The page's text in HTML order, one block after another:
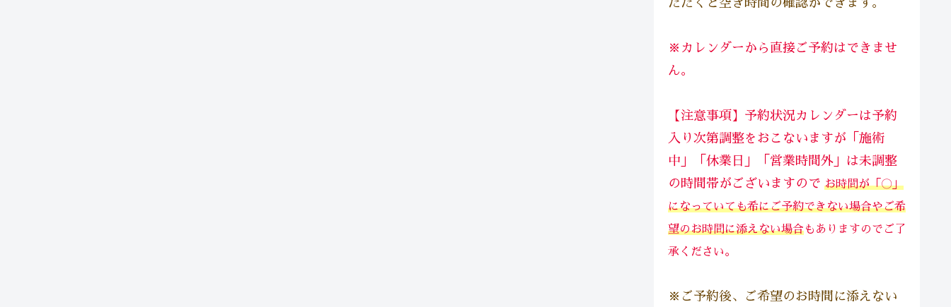
ただくと空き時間の確認ができます。
※カレンダーから直接ご予約はできませ
ん。
【注意事項】予約状況カレンダーは予約
入り次第調整をおこないますが「施術
中」「休業日」「営業時間外」は未調整
の時間帯がございますので お時間が「〇」
になっていても希にご予約できない場合やご希
望のお時間に添えない場合もありますのでご了
承ください。
※ご予約後、ご希望のお時間に添えない